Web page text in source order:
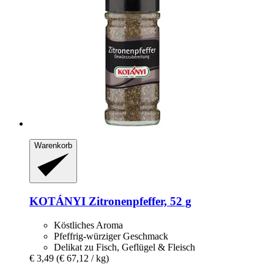
Warenkorb
KOTÁNYI Zitronenpfeffer, 52 g
Köstliches Aroma
Pfeffrig-würziger Geschmack
Delikat zu Fisch, Geflügel & Fleisch
€ 3,49 (€ 67,12 / kg)